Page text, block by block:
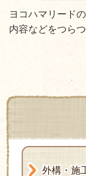
ヨコハマリード
内容などをつら
外構・施